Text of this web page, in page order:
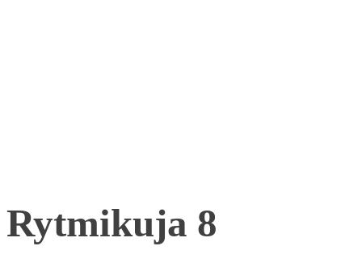
Rytmikuja 8